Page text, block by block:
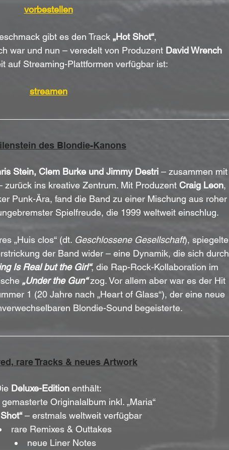
vorbestellen
gibt es den Track „Hot Shot“,
war und nun – veredelt von Produzent David Wrench
auf Streaming-Plattformen verfügbar ist:
streamen
des Blondie-Kanons
Stein, Clem Burke und Jimmy Destri – zusammen mit
zurück ins kreative Zentrum. Mit Produzent Craig Leon,
Punk-Ära, fand die Band zu einer Mischung aus roher
Spielfreude, die 1999 weltweit einschlug.
„Huis clos“ (dt. Geschlossene Gesellschaft), spiegelte
der Band wider – eine Dynamik, die sich durch
Is Real but the Girl“, die Rap-Rock-Kollaboration im
„Under the Gun“ zog. Vor allem aber war es der Hit
1 (20 Jahre nach „Heart of Glass“), der eine neue
Blondie-Sound begeisterte.
rare Tracks & neues Artwork
Deluxe-Edition enthält:
Originalalbum inkl. „Maria“
– erstmals weltweit verfügbar
rare Remixes & Outtakes
neue Liner Notes